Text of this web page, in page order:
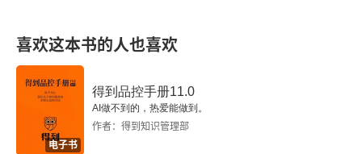
强调实用的政治思想家
最活跃的废奴主义者
潜在联盟：出任邮政总长
上，他像是约翰逊而非伯克利；而在政治上，他更
像是伯克而非洛克。除了才华之外，富兰克林身上
最吸引我的一个特点是：他具有极强的正义感和自
律性，并且列出了他认为理想中的 12 条美德，值
得我们打印下来，贴在自己的床头：节制：食不过
喜欢这本书的人也喜欢
电子书
得到品控手册11.0
AI做不到的，热爱能做到。
作者：得到知识管理部